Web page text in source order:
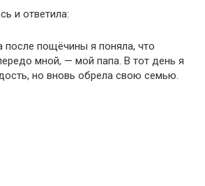
и ответила:
после пощёчины я поняла, что
мной, — мой папа. В тот день я
но вновь обрела свою семью.